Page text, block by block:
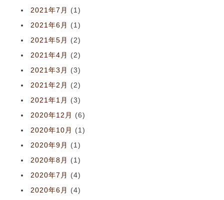
2021年7月
(1)
2021年6月
(1)
2021年5月
(2)
2021年4月
(2)
2021年3月
(3)
2021年2月
(2)
2021年1月
(3)
2020年12月
(6)
2020年10月
(1)
2020年9月
(1)
2020年8月
(1)
2020年7月
(4)
2020年6月
(4)